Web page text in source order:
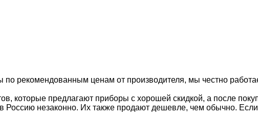
рекомендованным ценам от производителя, мы честно
которые предлагают приборы с хорошей скидкой, а после
Россию незаконно. Их также продают дешевле, чем обычно.